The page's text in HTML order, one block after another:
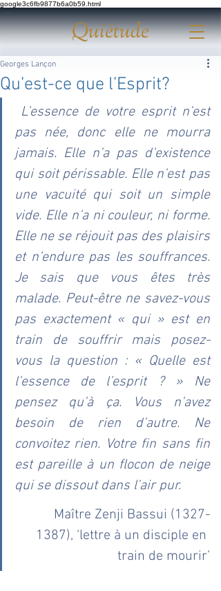
google3c6fb9877b6a0b59.html
Quiétude
Qu’est-ce que l’Esprit?
Georges Lançon
L’essence de votre esprit n’est
pas née, donc elle ne mourra
jamais. Elle n’a pas d’existence
qui soit périssable. Elle n’est pas
une vacuité qui soit un simple
vide. Elle n’a ni couleur, ni forme.
Elle ne se réjouit pas des plaisirs
et n’endure pas les souffrances.
Je sais que vous êtes très
malade. Peut-être ne savez-vous
pas exactement « qui » est en
train de souffrir mais posez-
vous la question : « Quelle est
l’essence de l’esprit ? » Ne
pensez qu’à ça. Vous n’avez
besoin de rien d’autre. Ne
convoitez rien. Votre fin sans fin
est pareille à un flocon de neige
qui se dissout dans l’air pur.
1387), ‘lettre à un disciple en
train de mourir’